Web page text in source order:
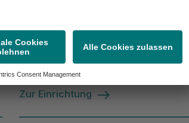
Uckermark
Am Klinikum 1
(0 33 32) 53-0
Zur Einrichtung